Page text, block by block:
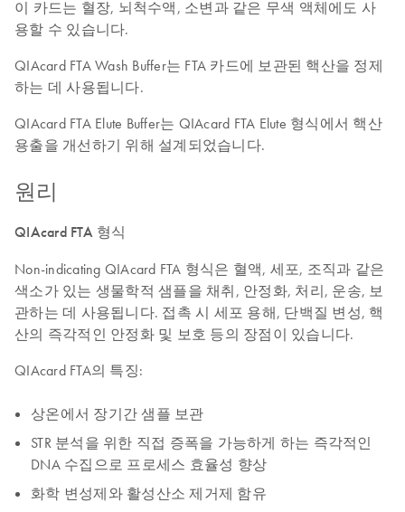
이 카드는 혈장, 뇌척수액, 소변과 같은 무색 액체에도 사
용할 수 있습니다.
QIAcard FTA Wash Buffer는 FTA 카드에 보관된 핵산을 정제
하는 데 사용됩니다.
QIAcard FTA Elute Buffer는 QIAcard FTA Elute 형식에서 핵산
용출을 개선하기 위해 설계되었습니다.
원리
QIAcard FTA 형식
Non-indicating QIAcard FTA 형식은 혈액, 세포, 조직과 같은
색소가 있는 생물학적 샘플을 채취, 안정화, 처리, 운송, 보
관하는 데 사용됩니다. 접촉 시 세포 용해, 단백질 변성, 핵
산의 즉각적인 안정화 및 보호 등의 장점이 있습니다.
QIAcard FTA의 특징:
상온에서 장기간 샘플 보관
STR 분석을 위한 직접 증폭을 가능하게 하는 즉각적인
DNA 수집으로 프로세스 효율성 향상
화학 변성제와 활성산소 제거제 함유